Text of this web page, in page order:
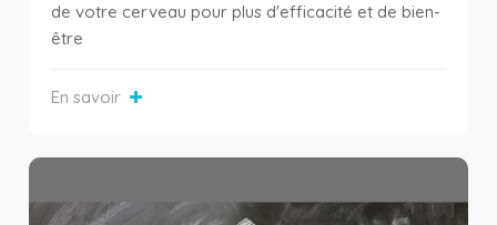
de votre cerveau pour plus d'efficacité et de bien-
être
En savoir